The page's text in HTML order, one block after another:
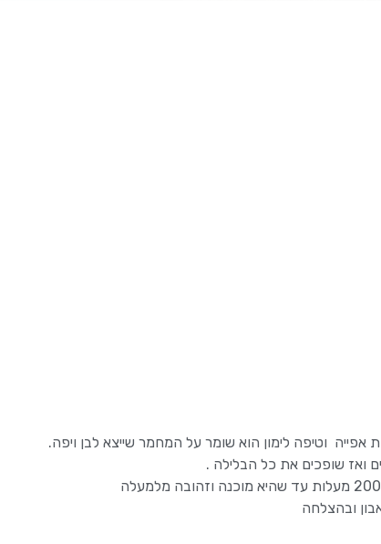
אפייה וטיפה לימון הוא שומר על המחמר שייצא לבן ויפה.
ובהצלחה